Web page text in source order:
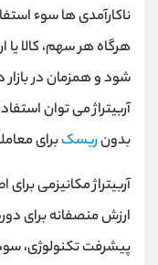
ناکارآمدی ها سوء
هرگاه هر سهم، کالا یا
شود و همزمان در بازار
آربیتراژ می توان
بدونریسکبرای
آربیتراژ مکانیزمی
ارزش منصفانه برای
پیشرفت تکنولوژی،